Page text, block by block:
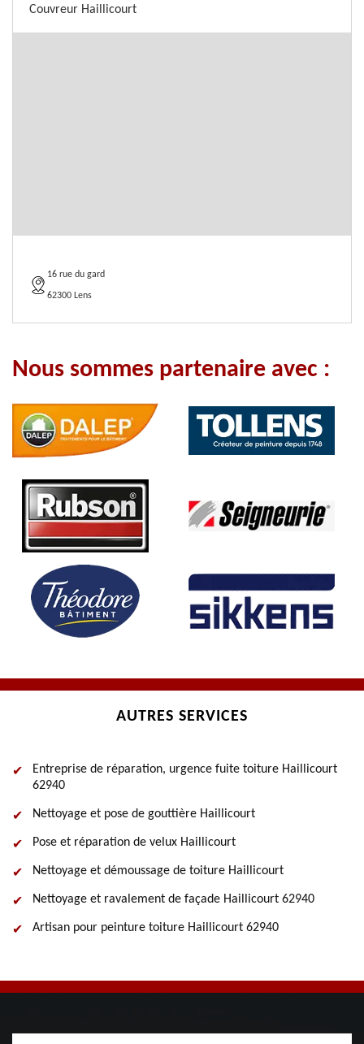
Couvreur Haillicourt
16 rue du gard
62300 Lens
Nous sommes partenaire avec :
AUTRES SERVICES
Entreprise de réparation, urgence fuite toiture Haillicourt
62940
Nettoyage et pose de gouttière Haillicourt
Pose et réparation de velux Haillicourt
Nettoyage et démoussage de toiture Haillicourt
Nettoyage et ravalement de façade Haillicourt 62940
Artisan pour peinture toiture Haillicourt 62940